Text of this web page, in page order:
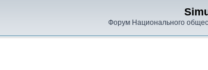
Форум Национального